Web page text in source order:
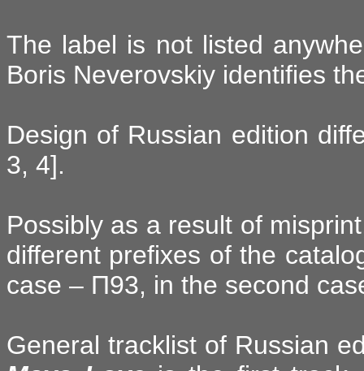
The label is not listed
Boris Neverovskiy identifies
Design of Russian edition
3, 4].
Possibly as a result of
different prefixes of the
case – П93, in the second
General tracklist of Russian